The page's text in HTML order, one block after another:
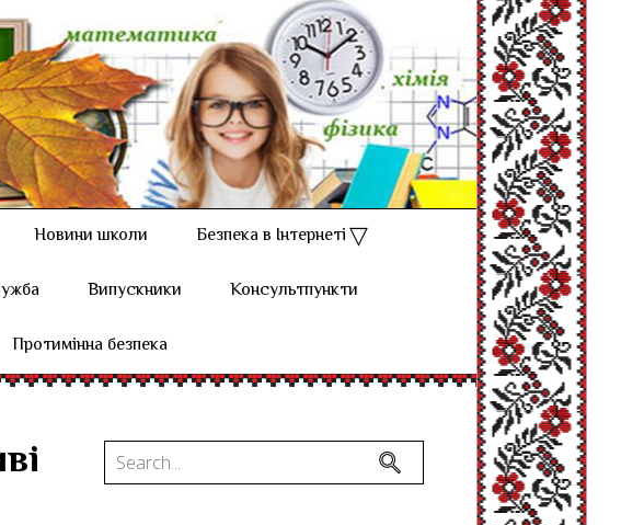
Новини школи
Безпека в Інтернеті
Випускники
Консультпункти
Протимінна безпека